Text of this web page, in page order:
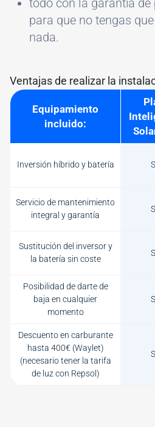
todo con la garantía
para que no tengas
nada.
Ventajas de realizar la
Equipamiento
incluido:
Inversión híbrido y batería
Servicio de mantenimiento
integral y garantía
Sustitución del inversor y
la batería sin coste
Posibilidad de darte de
baja en cualquier
momento
Descuento en carburante
hasta 400€ (Waylet)
(necesario tener la tarifa
de luz con Repsol)